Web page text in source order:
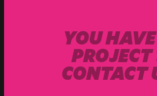
YOU
PROJECT
CONTACT